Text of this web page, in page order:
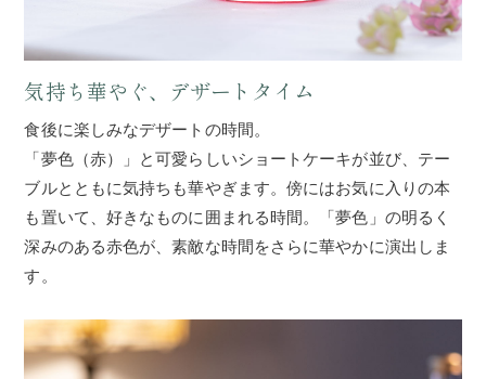
気持ち華やぐ、デザートタイム
食後に楽しみなデザートの時間。
「夢色（赤）」と可愛らしいショートケーキが並び、テー
ブルとともに気持ちも華やぎます。傍にはお気に入りの本
も置いて、好きなものに囲まれる時間。「夢色」の明るく
深みのある赤色が、素敵な時間をさらに華やかに演出しま
す。